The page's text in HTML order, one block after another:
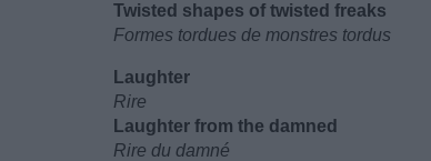
Twisted shapes of twisted freaks
Formes tordues de monstres tordus
Laughter
Rire
Laughter from the damned
Rire du damné